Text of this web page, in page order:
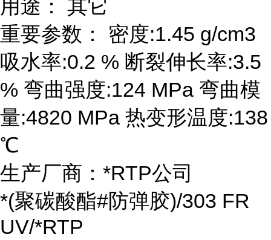
用途： 其它
重要参数： 密度:1.45 g/cm3
吸水率:0.2 % 断裂伸长率:3.5
% 弯曲强度:124 MPa 弯曲模
量:4820 MPa 热变形温度:138
℃
生产厂商：*RTP公司
*(聚碳酸酯#防弹胶)/303 FR
UV/*RTP